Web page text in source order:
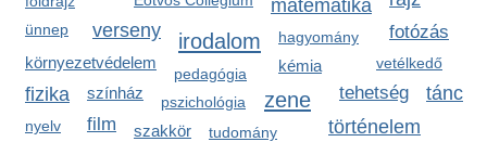
matematika
verseny irodalom hagyomány
környezetvédelem
ünnep fotózás
vetélkedő
kémia
pedagógia
tehetség
fizika tánc
színház pszichológia zene
film történelem
szakkör
nyelv
tudomány